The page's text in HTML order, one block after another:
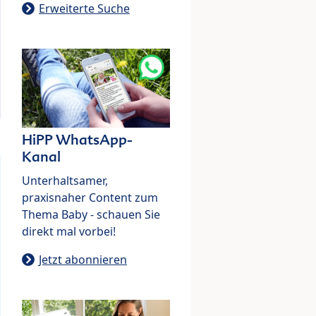
Erweiterte Suche
HiPP WhatsApp-
Kanal
Unterhaltsamer,
praxisnaher Content zum
Thema Baby - schauen Sie
direkt mal vorbei!
Jetzt abonnieren